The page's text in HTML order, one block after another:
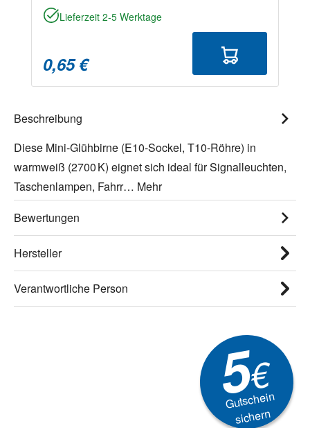
Lieferzeit 2-5 Werktage
0,65 €
Beschreibung
Diese Mini-Glühbirne (E10-Sockel, T10-Röhre) in
warmweiß (2700 K) eignet sich ideal für Signalleuchten,
Taschenlampen, Fahrr… Mehr
Bewertungen
Hersteller
Verantwortliche Person
5€
Gutschein
sichern